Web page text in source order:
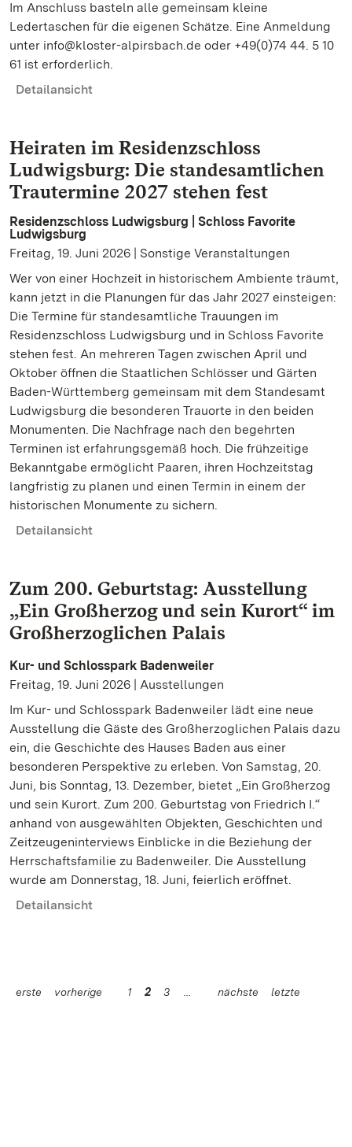
Im Anschluss basteln alle gemeinsam kleine
Ledertaschen für die eigenen Schätze. Eine Anmeldung
unter info@kloster-alpirsbach.de oder +49(0)74 44. 5 10
61 ist erforderlich.
Detailansicht
Heiraten im Residenzschloss
Ludwigsburg: Die standesamtlichen
Trautermine 2027 stehen fest
Residenzschloss Ludwigsburg | Schloss Favorite
Ludwigsburg
Freitag, 19. Juni 2026 | Sonstige Veranstaltungen
Wer von einer Hochzeit in historischem Ambiente träumt,
kann jetzt in die Planungen für das Jahr 2027 einsteigen:
Die Termine für standesamtliche Trauungen im
Residenzschloss Ludwigsburg und in Schloss Favorite
stehen fest. An mehreren Tagen zwischen April und
Oktober öffnen die Staatlichen Schlösser und Gärten
Baden-Württemberg gemeinsam mit dem Standesamt
Ludwigsburg die besonderen Trauorte in den beiden
Monumenten. Die Nachfrage nach den begehrten
Terminen ist erfahrungsgemäß hoch. Die frühzeitige
Bekanntgabe ermöglicht Paaren, ihren Hochzeitstag
langfristig zu planen und einen Termin in einem der
historischen Monumente zu sichern.
Detailansicht
Zum 200. Geburtstag: Ausstellung
„Ein Großherzog und sein Kurort“ im
Großherzoglichen Palais
Kur- und Schlosspark Badenweiler
Freitag, 19. Juni 2026 | Ausstellungen
Im Kur- und Schlosspark Badenweiler lädt eine neue
Ausstellung die Gäste des Großherzoglichen Palais dazu
ein, die Geschichte des Hauses Baden aus einer
besonderen Perspektive zu erleben. Von Samstag, 20.
Juni, bis Sonntag, 13. Dezember, bietet „Ein Großherzog
und sein Kurort. Zum 200. Geburtstag von Friedrich I.“
anhand von ausgewählten Objekten, Geschichten und
Zeitzeugeninterviews Einblicke in die Beziehung der
Herrschaftsfamilie zu Badenweiler. Die Ausstellung
wurde am Donnerstag, 18. Juni, feierlich eröffnet.
Detailansicht
erste vorherige 1 2 3 nächste letzte